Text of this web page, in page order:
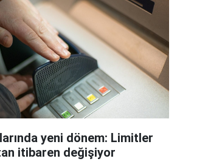
yeni dönem: Limitler
itibaren değişiyor